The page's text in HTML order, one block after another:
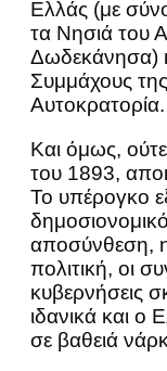
Ελλάς (με
τα Νησιά του
Δωδεκάνησα)
Συμμάχους
Αυτοκρατορία.
Και όμως,
του 1893,
Το υπέρογκο
αποσύνθεση,
πολιτική, οι
κυβερνήσεις
ιδανικά και ο
σε βαθειά